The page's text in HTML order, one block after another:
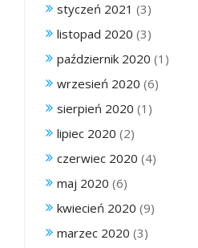
styczeń 2021 (3)
listopad 2020 (3)
październik 2020 (1)
wrzesień 2020 (6)
sierpień 2020 (1)
lipiec 2020 (2)
czerwiec 2020 (4)
maj 2020 (6)
kwiecień 2020 (9)
marzec 2020 (3)